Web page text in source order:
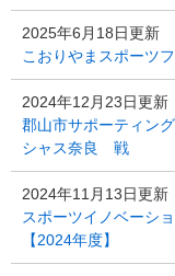
2025年6月18日更新
こおりやまスポーツ
2024年12月23日更新
郡山市サポーティン
シャス奈良 戦
2024年11月13日更新
スポーツイノベーシ
【2024年度】